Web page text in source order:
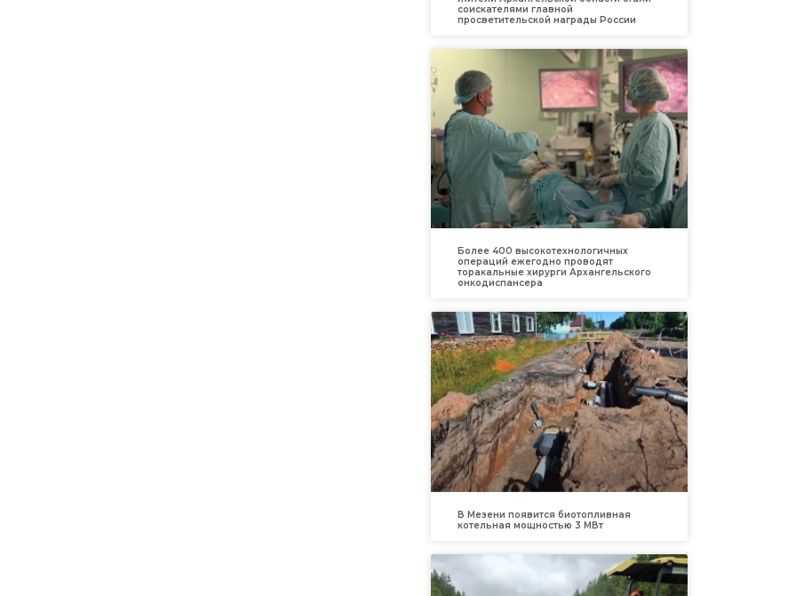
соискателями главной
просветительской награды России
Более 400 высокотехнологичных
операций ежегодно проводят
торакальные хирурги Архангельского
онкодиспансера
В Мезени появится биотопливная
котельная мощностью 3 МВт